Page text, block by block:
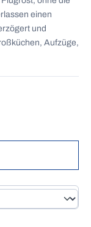
einen
und
Aufzüge,